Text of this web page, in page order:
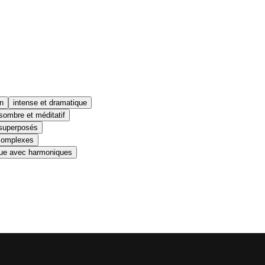
intense et dramatique
et méditatif
avec harmoniques